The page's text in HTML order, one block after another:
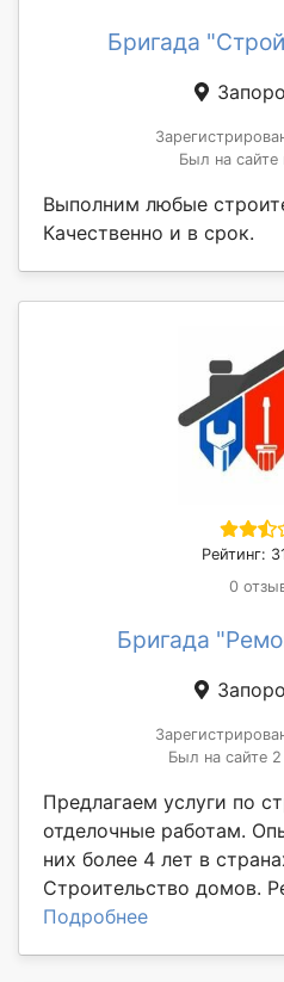
Бригада
Был на сайте
Выполним любые
Качественно и в срок.
Рейтинг:
0
Бригада
Был на сайте 2
Предлагаем услуги по
отделочные работам.
них более 4 лет в
Строительство домов.
Подробнее